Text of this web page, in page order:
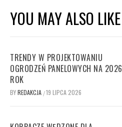
YOU MAY ALSO LIKE
TRENDY W PROJEKTOWANIU
OGRODZEŃ PANELOWYCH NA 2026
ROK
BYREDAKCJA /19 LIPCA 2026